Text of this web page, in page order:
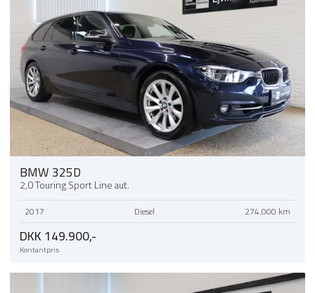
BMW 325D
2,0 Touring Sport Line aut.
2017 Diesel 274.000 km
DKK 149.900,-
Kontantpris